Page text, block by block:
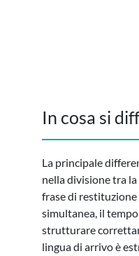
In cosa si
La principale
nella divisione tra
frase di restituzione
simultanea, il
strutturare
lingua di arrivo è